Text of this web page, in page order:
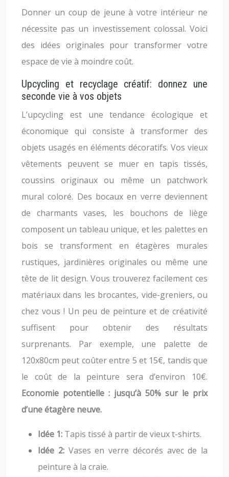
Donner un coup de jeune à votre intérieur ne
nécessite pas un investissement colossal. Voici
des idées originales pour transformer votre
espace de vie à moindre coût.
Upcycling et recyclage créatif: donnez une
seconde vie à vos objets
L’upcycling est une tendance écologique et
économique qui consiste à transformer des
objets usagés en éléments décoratifs. Vos vieux
vêtements peuvent se muer en tapis tissés,
coussins originaux ou même un patchwork
mural coloré. Des bocaux en verre deviennent
de charmants vases, les bouchons de liège
composent un tableau unique, et les palettes en
bois se transforment en étagères murales
rustiques, jardinières originales ou même une
tête de lit design. Vous trouverez facilement ces
matériaux dans les brocantes, vide-greniers, ou
chez vous ! Un peu de peinture et de créativité
suffisent pour obtenir des résultats
surprenants. Par exemple, une palette de
120x80cm peut coûter entre 5 et 15€, tandis que
le coût de la peinture sera d’environ 10€.
Economie potentielle : jusqu’à 50% sur le prix
d’une étagère neuve.
Idée 1: Tapis tissé à partir de vieux t-shirts.
Idée 2: Vases en verre décorés avec de la
peinture à la craie.